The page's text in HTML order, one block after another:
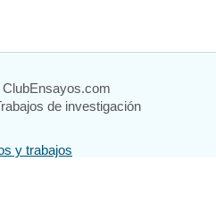
de investigación
y trabajos